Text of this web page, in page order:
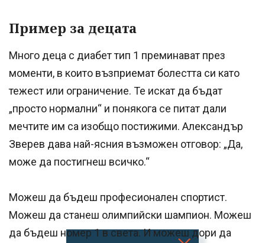
Пример за децата
Много деца с диабет тип 1 преминават през
моменти, в които възприемат болестта си като
тежест или ограничение. Те искат да бъдат
„просто нормални“ и понякога се питат дали
мечтите им са изобщо постижими. Александър
Зверев дава най-ясния възможен отговор: „Да,
може да постигнеш всичко.“
Можеш да бъдеш професионален спортист.
Можеш да станеш олимпийски шампион. Можеш
да бъдеш номер 1 в света. И можеш дори да